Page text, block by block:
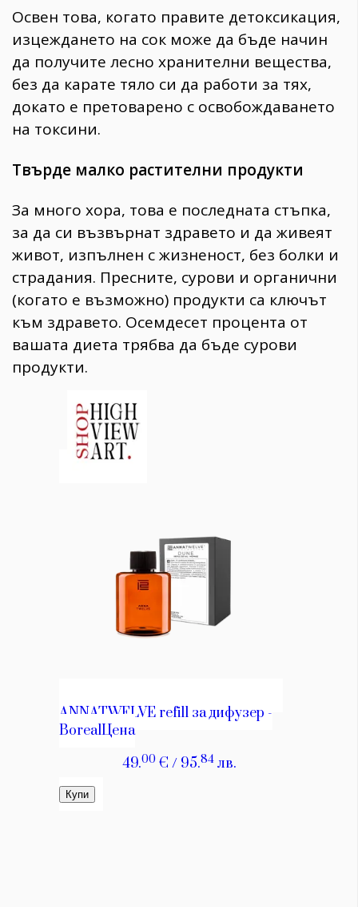
Освен това, когато правите детоксикация,
изцеждането на сок може да бъде начин
да получите лесно хранителни вещества,
без да карате тяло си да работи за тях,
докато е претоварено с освобождаването
на токсини.
Твърде малко растителни продукти
За много хора, това е последната стъпка,
за да си възвърнат здравето и да живеят
живот, изпълнен с жизненост, без болки и
страдания. Пресните, сурови и органични
(когато е възможно) продукти са ключът
към здравето. Осемдесет процента от
вашата диета трябва да бъде сурови
продукти.